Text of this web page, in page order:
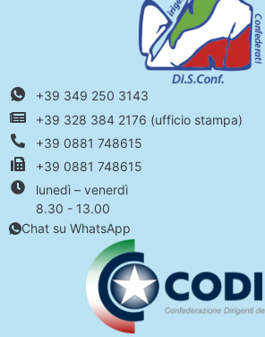
+39 349 250 3143
+39 328 384 2176 (ufficio stampa)
+39 0881 748615
+39 0881 748615
lunedì – venerdì
8.30 - 13.00
Chat su WhatsApp